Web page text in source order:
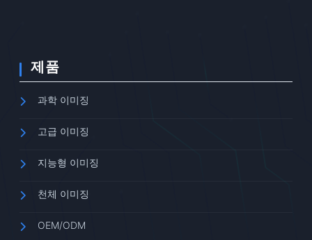
제품
과학 이미징
고급 이미징
지능형 이미징
천체 이미징
OEM/ODM